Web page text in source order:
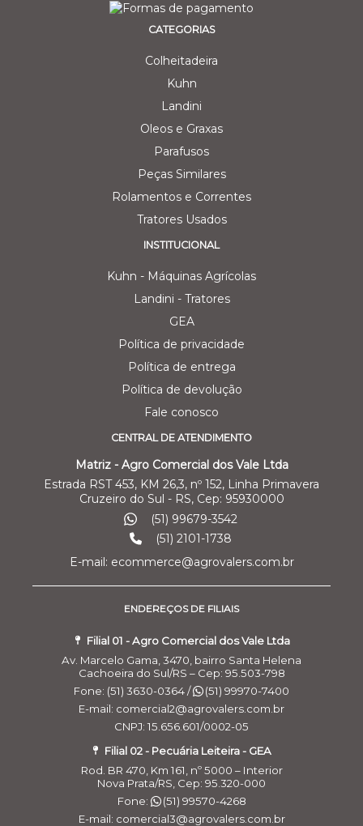
CATEGORIAS
Colheitadeira
Kuhn
Landini
Oleos e Graxas
Parafusos
Peças Similares
Rolamentos e Correntes
Tratores Usados
INSTITUCIONAL
Kuhn - Máquinas Agrícolas
Landini - Tratores
GEA
Política de privacidade
Política de entrega
Política de devolução
Fale conosco
CENTRAL DE ATENDIMENTO
Matriz - Agro Comercial dos Vale Ltda
Estrada RST 453, KM 26,3, nº 152, Linha Primavera
Cruzeiro do Sul - RS, Cep: 95930000
(51) 99679-3542
(51) 2101-1738
E-mail: ecommerce@agrovalers.com.br
ENDEREÇOS DE FILIAIS
Filial 01 - Agro Comercial dos Vale Ltda
Av. Marcelo Gama, 3470, bairro Santa Helena
Cachoeira do Sul/RS – Cep: 95.503-798
Fone: (51) 3630-0364 /
(51) 99970-7400
E-mail: comercial2@agrovalers.com.br
CNPJ: 15.656.601/0002-05
Filial 02 - Pecuária Leiteira - GEA
Rod. BR 470, Km 161, nº 5000 – Interior
Nova Prata/RS, Cep: 95.320-000
Fone:
(51) 99570-4268
E-mail: comercial3@agrovalers.com.br